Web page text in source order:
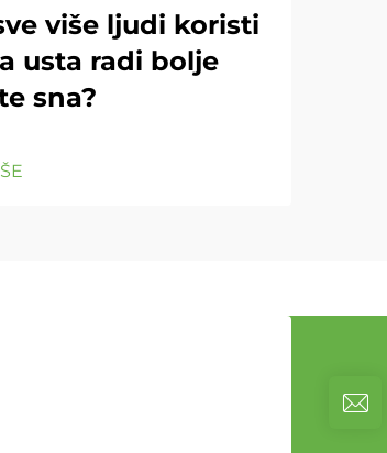
više ljudi koristi
usta radi bolje
sna?